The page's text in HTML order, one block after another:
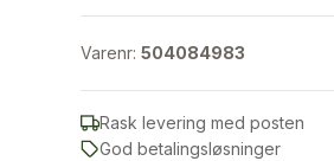
Varenr: 504084983
Rask levering med posten
God betalingsløsninger